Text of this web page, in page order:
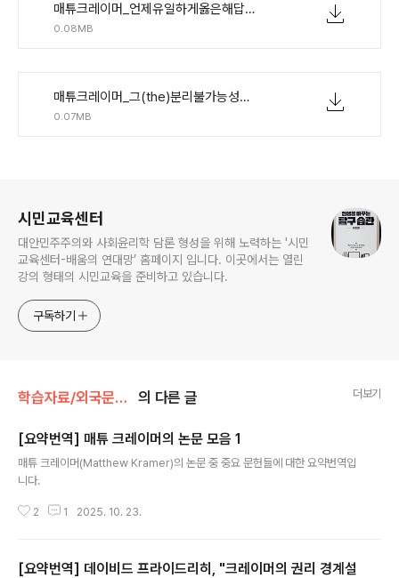
매튜크레이머_언제유일하게옳은해답이존재하지않는가.hwp
0.08MB
매튜크레이머_그(the)분리불가능성논제같은것은없다.hwp
0.07MB
시민교육센터
대안민주주의와 사회윤리학 담론 형성을 위해 노력하는 '시민
교육센터-배움의 연대망’ 홈페이지 입니다. 이곳에서는 열린
강의 형태의 시민교육을 준비하고 있습니다.
구독하기
학습자료/외국문헌소개 의 다른 글 더보기
[요약번역] 매튜 크레이머의 논문 모음 1
매튜 크레이머(Matthew Kramer)의 논문 중 중요 문헌들에 대한 요약번역입
니다.
2 1 2025. 10. 23.
[요약번역] 데이비드 프라이드리히, "크레이머의 권리 경계설